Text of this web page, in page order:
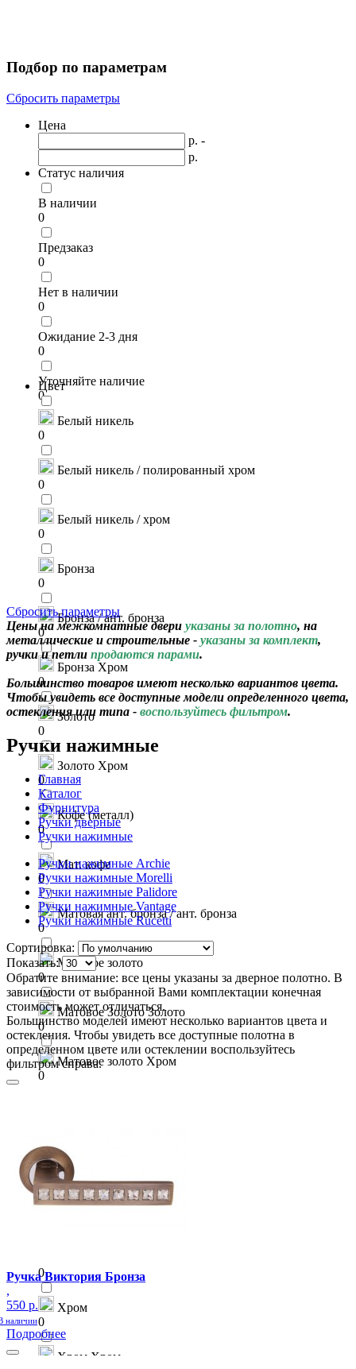
Подбор по параметрам
Сбросить параметры
Цена
р. -
р.
Статус наличия
В наличии
0
Предзаказ
0
Нет в наличии
0
Ожидание 2-3 дня
0
Уточняйте наличие
0
Цвет
Белый никель
0
Белый никель / полированный хром
0
Белый никель / хром
0
Бронза
0
Бронза / ант. бронза
0
Бронза Хром
0
Золото
0
Золото Хром
0
Кофе (металл)
0
Мат. кофе
0
Матовая ант. бронза / ант. бронза
0
Матовое золото
0
Матовое Золото Золото
0
Матовое золото Хром
0
Матовый хром Хром
0
Медь
0
Хром
0
Хром Хром
Сбросить параметры
Цены на межкомнатные двери указаны за полотно, на
металлические и строительные - указаны за комплект,
ручки и петли продаются парами.
Большинство товаров имеют несколько вариантов цвета.
Чтобы увидеть все доступные модели определенного цвета,
остекления или типа - воспользуйтесь фильтром.
Ручки нажимные
Главная
Каталог
Фурнитура
Ручки дверные
Ручки нажимные
Ручки нажимные Archie
Ручки нажимные Morelli
Ручки нажимные Palidore
Ручки нажимные Vantage
Ручки нажимные Rucetti
Сортировка:
Показать:
Обратите внимание: все цены указаны за дверное полотно. В
зависимости от выбранной Вами комплектации конечная
стоимость может отличаться.
Большинство моделей имеют несколько вариантов цвета и
остекления. Чтобы увидеть все доступные полотна в
определенном цвете или остеклении воспользуйтесь
фильтром справа.
Ручка Виктория Бронза
,
550 р.
наличии
Подробнее